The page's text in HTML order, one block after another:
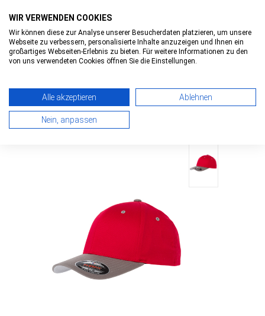
Toggle
0
0
HOME>FLEXFIT CONTRAST TWOTONE BASEBALL
> FLEXFIT CONTRAST
WIR VERWENDEN COOKIES
Wir können diese zur Analyse unserer Besucherdaten platzieren, um unsere
Webseite zu verbessern, personalisierte Inhalte anzuzeigen und Ihnen ein
großartiges Webseiten-Erlebnis zu bieten. Für weitere Informationen zu den
von uns verwendeten Cookies öffnen Sie die Einstellungen.
Alle akzeptieren Ablehnen
Nein, anpassen